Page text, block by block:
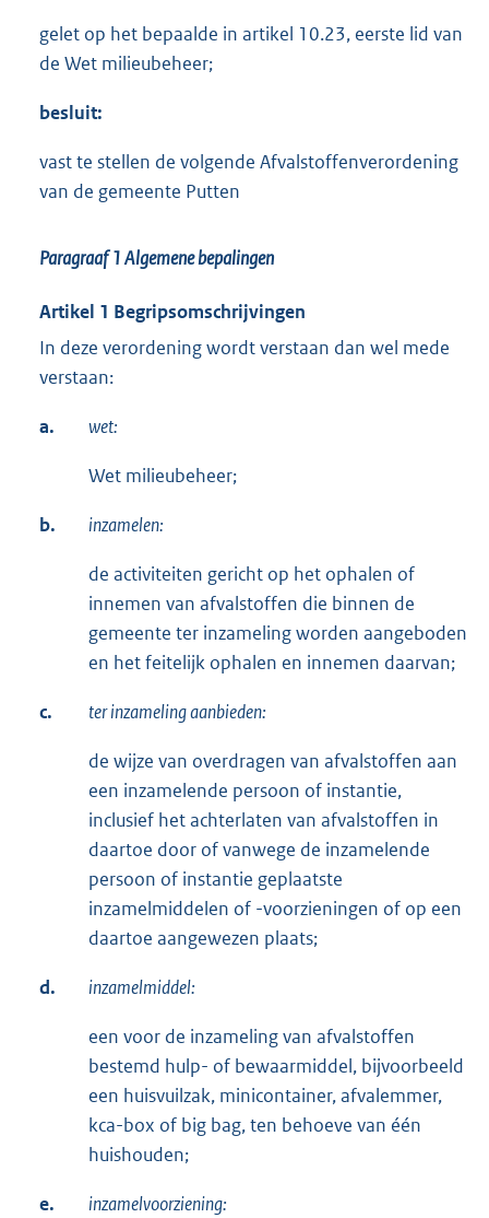
gelet op het bepaalde in artikel 10.23, eerste lid van
de Wet milieubeheer;
besluit:
vast te stellen de volgende Afvalstoffenverordening
van de gemeente Putten
Paragraaf 1Algemene bepalingen
Artikel 1 Begripsomschrijvingen
In deze verordening wordt verstaan dan wel mede
verstaan:
a. wet:
Wet milieubeheer;
b. inzamelen:
de activiteiten gericht op het ophalen of
innemen van afvalstoffen die binnen de
gemeente ter inzameling worden aangeboden
en het feitelijk ophalen en innemen daarvan;
c. ter inzameling aanbieden:
de wijze van overdragen van afvalstoffen aan
een inzamelende persoon of instantie,
inclusief het achterlaten van afvalstoffen in
daartoe door of vanwege de inzamelende
persoon of instantie geplaatste
inzamelmiddelen of -voorzieningen of op een
daartoe aangewezen plaats;
d. inzamelmiddel:
een voor de inzameling van afvalstoffen
bestemd hulp- of bewaarmiddel, bijvoorbeeld
een huisvuilzak, minicontainer, afvalemmer,
kca-box of big bag, ten behoeve van één
huishouden;
e. inzamelvoorziening: